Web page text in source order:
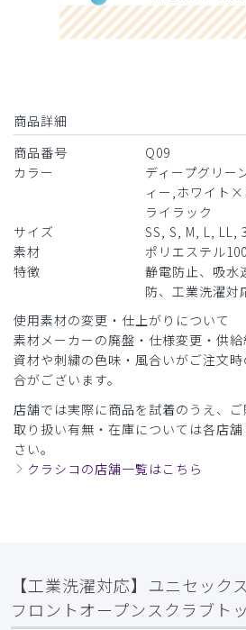
商品詳細
商品番号
Q09
カラー
ディープグリー
ィー,ホワイト
ライラック
サイズ
SS, S, M, L, LL,
素材
ポリエステル
特徴
静電防止、吸水
防、工業洗濯対
使用素材の変更・仕上がりについて
素材メーカーの廃盤・仕様変更・供給
資材や刺繍の色味・風合いがご注文
合がございます。
店舗では実際に商品を試着のうえ、ご
取り扱い有無・在庫については各店
さい。
クラシコの店舗一覧はこちら
【工業洗濯対応】ユニセック
フロントオープンスクラブト